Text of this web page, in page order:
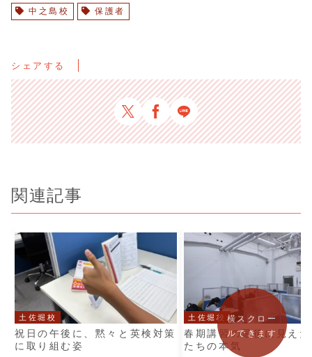
中之島校 保護者
シェアする
関連記事
土佐堀校
祝日の午後に、黙々と英検対策
に取り組む姿
土佐堀校
春期講習の最後に見え
たちの本気
横スクロー
ルできます